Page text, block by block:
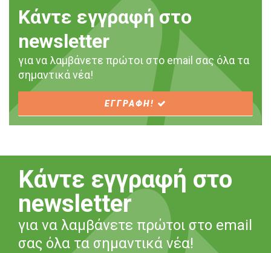
Κάντε εγγραφή στο
newsletter
για να λαμβάνετε πρώτοι στο email σας όλα τα
σημαντικά νέα!
ΕΓΓΡΑΦΗ!
Κάντε εγγραφή στο
newsletter
για να λαμβάνετε πρώτοι στο email
σας όλα τα σημαντικά νέα!